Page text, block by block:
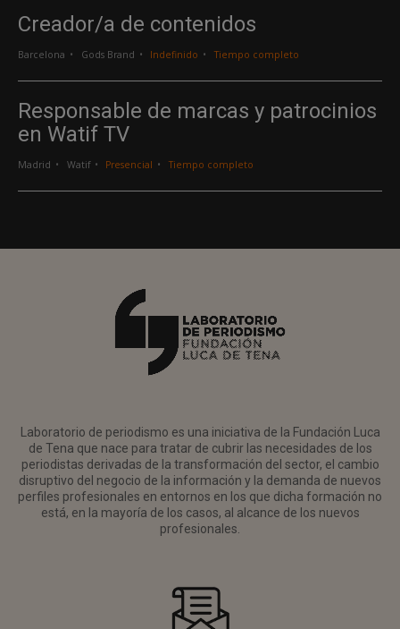
Creador/a de contenidos
Barcelona Gods Brand Indefinido Tiempo completo
Responsable de marcas y patrocinios
en Watif TV
Madrid Watif Presencial Tiempo completo
Laboratorio de periodismo es una iniciativa de la Fundación Luca
de Tena que nace para tratar de cubrir las necesidades de los
periodistas derivadas de la transformación del sector, el cambio
disruptivo del negocio de la información y la demanda de nuevos
perfiles profesionales en entornos en los que dicha formación no
está, en la mayoría de los casos, al alcance de los nuevos
profesionales.